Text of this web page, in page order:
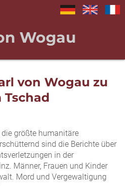
Wogau
von Wogau zu
Tschad
größte humanitäre
sind die Berichte über
in der
Männer, Frauen und Kinder
Mord und Vergewaltigung